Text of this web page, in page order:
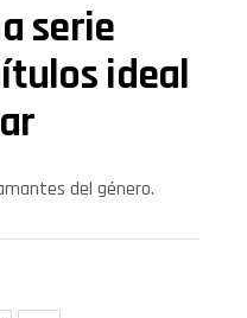
serie
ideal
del género.